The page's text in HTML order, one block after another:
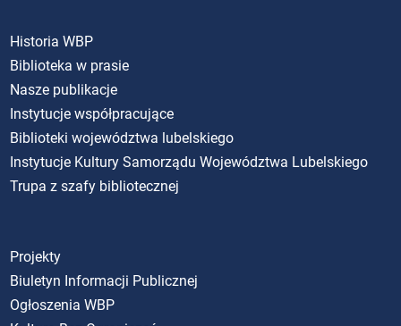
Historia WBP
Biblioteka w prasie
Nasze publikacje
Instytucje współpracujące
Biblioteki województwa lubelskiego
Instytucje Kultury Samorządu Województwa Lubelskiego
Trupa z szafy bibliotecznej
Projekty
Biuletyn Informacji Publicznej
Ogłoszenia WBP